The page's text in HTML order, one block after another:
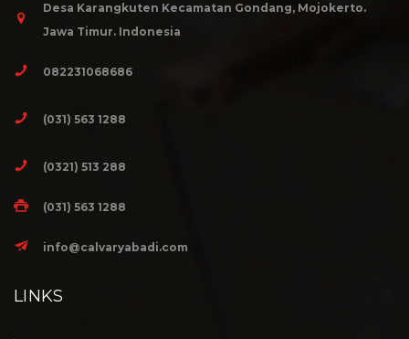
Desa Karangkuten Kecamatan Gondang, Mojokerto.
Jawa Timur. Indonesia
082231068686
(031) 563 1288
(0321) 513 288
(031) 563 1288
info@calvaryabadi.com
LINKS